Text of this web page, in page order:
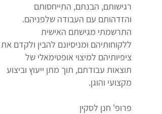
רגישותם, הבנתם, התייחסותם
והזדהותם עם העבודה שלפניהם.
התרשמתי מגישתם האישית
ללקוחותיהם ומניסיונם להבין ולקדם את
ציפיותיהם למיצוי אופטימאלי של
תוצאות עבודתם, תוך מתן ייעוץ וביצוע
מקצועי והוגן.
פרופ' חנן לסקין